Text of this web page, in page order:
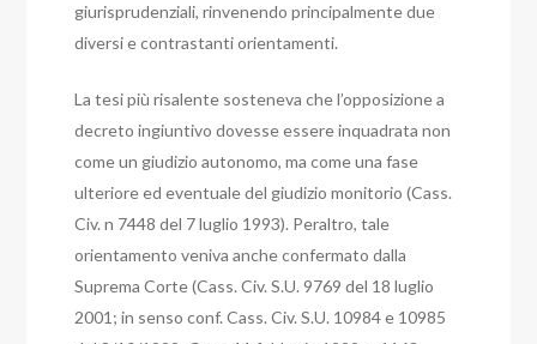
giurisprudenziali, rinvenendo principalmente due
diversi e contrastanti orientamenti.
La tesi più risalente sosteneva che l’opposizione a
decreto ingiuntivo dovesse essere inquadrata non
come un giudizio autonomo, ma come una fase
ulteriore ed eventuale del giudizio monitorio (Cass.
Civ. n 7448 del 7 luglio 1993). Peraltro, tale
orientamento veniva anche confermato dalla
Suprema Corte (Cass. Civ. S.U. 9769 del 18 luglio
2001; in senso conf. Cass. Civ. S.U. 10984 e 10985